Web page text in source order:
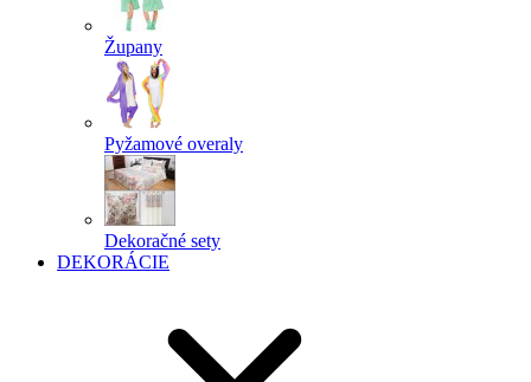
Župany
Pyžamové overaly
Dekoračné sety
DEKORÁCIE